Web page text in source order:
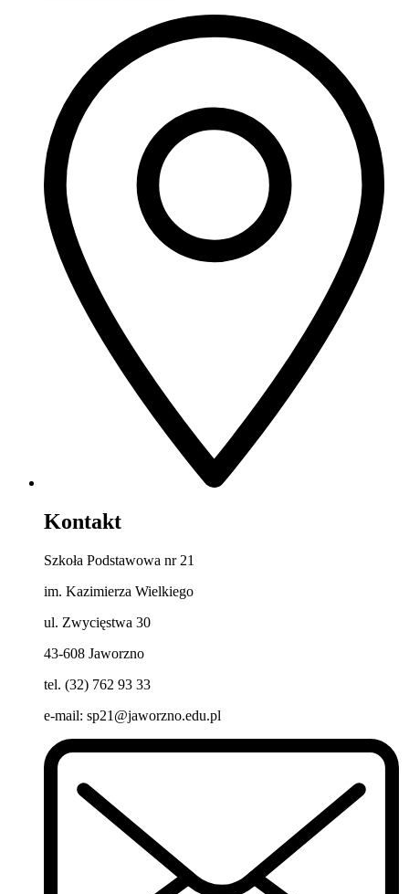
Kontakt
Szkoła Podstawowa nr 21
im. Kazimierza Wielkiego
ul. Zwycięstwa 30
43-608 Jaworzno
tel. (32) 762 93 33
e-mail: sp21@jaworzno.edu.pl